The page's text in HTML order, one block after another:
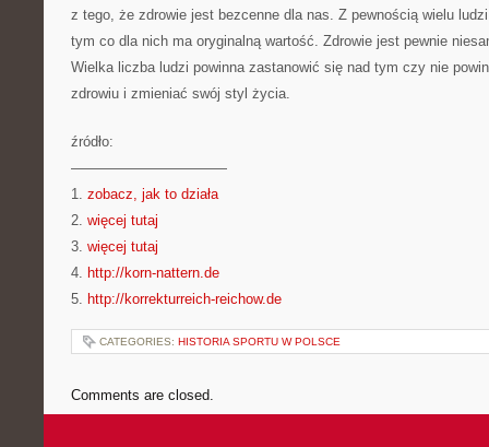
z tego, że zdrowie jest bezcenne dla nas. Z pewnością wielu
tym co dla nich ma oryginalną wartość. Zdrowie jest pewnie
Wielka liczba ludzi powinna zastanowić się nad tym czy nie
zdrowiu i zmieniać swój styl życia.
źródło:
———————————
1. zobacz, jak to działa
2. więcej tutaj
3. więcej tutaj
4. http://korn-nattern.de
5. http://korrekturreich-reichow.de
CATEGORIES: HISTORIA SPORTU W POLSCE
Comments are closed.